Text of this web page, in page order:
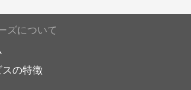
ズについて
の特徴